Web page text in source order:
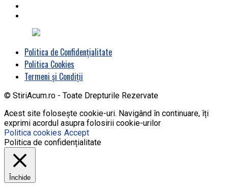
Politica de Confidențialitate
Politica Cookies
Termeni și Condiții
© StiriAcum.ro - Toate Drepturile Rezervate
Acest site folosește cookie-uri. Navigând în continuare, îți
exprimi acordul asupra folosirii cookie-urilor
Politica cookies Accept
Politica de confidențialitate
Închide